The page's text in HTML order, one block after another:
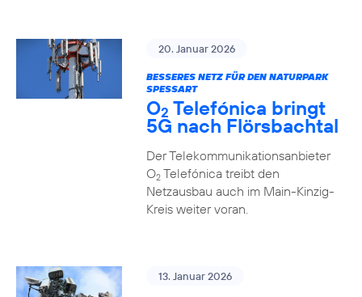
20. Januar 2026
BESSERES NETZ FÜR DEN NATURPARK
SPESSART
O2 Telefónica bringt
5G nach Flörsbachtal
Der Telekommunikationsanbieter
O2Telefónica treibt den
Netzausbau auch im Main-Kinzig-
Kreis weiter voran.
13. Januar 2026